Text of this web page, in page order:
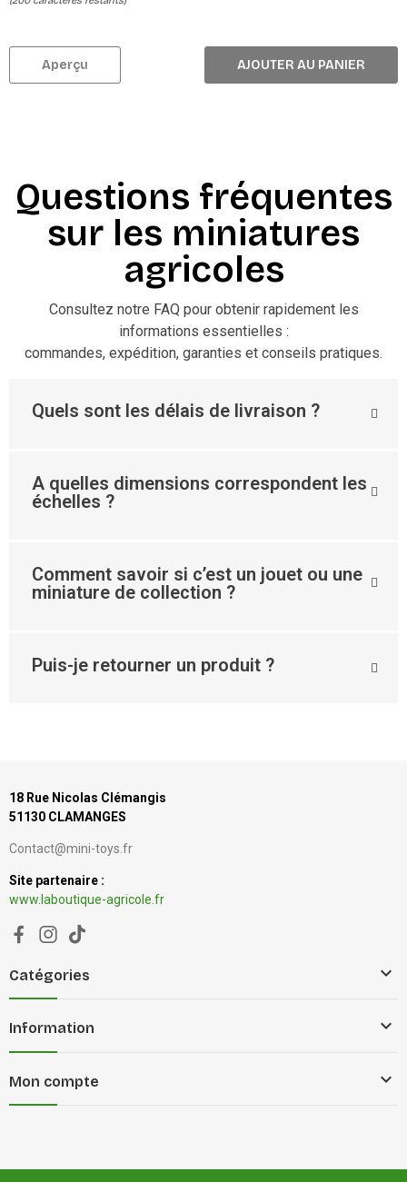
Aperçu AJOUTER AU PANIER
Questions fréquentes
sur les miniatures
agricoles
Consultez notre FAQ pour obtenir rapidement les
informations essentielles :
commandes, expédition, garanties et conseils pratiques.
Quels sont les délais de livraison ?
A quelles dimensions correspondent les
échelles ?
Comment savoir si c’est un jouet ou une
miniature de collection ?
Puis-je retourner un produit ?
18 Rue Nicolas Clémangis
51130 CLAMANGES
Contact@mini-toys.fr
Site partenaire :
www.laboutique-agricole.fr
Catégories 
Information 
Mon compte 